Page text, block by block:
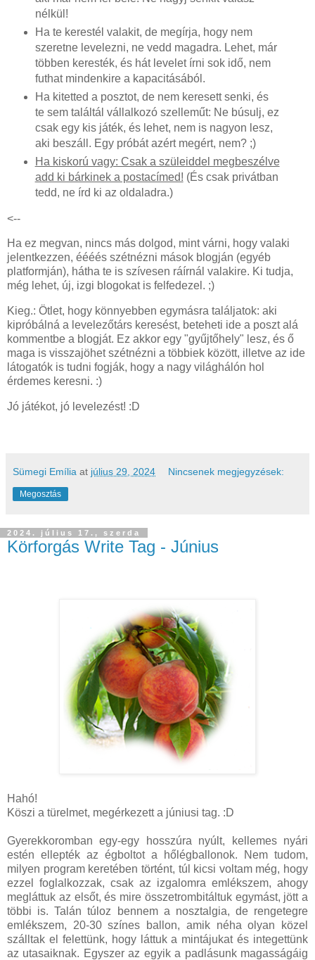
nélkül!
Ha te kerestél valakit, de megírja, hogy nem
szeretne levelezni, ne vedd magadra. Lehet, már
többen keresték, és hát levelet írni sok idő, nem
futhat mindenkire a kapacitásából.
Ha kitetted a posztot, de nem keresett senki, és
te sem találtál vállalkozó szelleműt: Ne búsulj, ez
csak egy kis játék, és lehet, nem is nagyon lesz,
aki beszáll. Egy próbát azért megért, nem? ;)
Ha kiskorú vagy: Csak a szüleiddel megbeszélve
add ki bárkinek a postacímed! (És csak privátban
tedd, ne írd ki az oldaladra.)
<--
Ha ez megvan, nincs más dolgod, mint várni, hogy valaki
jelentkezzen, éééés szétnézni mások blogján (egyéb
platformján), hátha te is szívesen ráírnál valakire. Ki tudja,
még lehet, új, izgi blogokat is felfedezel. ;)
Kieg.: Ötlet, hogy könnyebben egymásra találjatok: aki
kipróbálná a levelezőtárs keresést, beteheti ide a poszt alá
kommentbe a blogját. Ez akkor egy "gyűjtőhely" lesz, és ő
maga is visszajöhet szétnézni a többiek között, illetve az ide
látogatók is tudni fogják, hogy a nagy világhálón hol
érdemes keresni. :)
Jó játékot, jó levelezést! :D
Sümegi Emília at július 29, 2024 Nincsenek megjegyzések:
Megosztás
2024. július 17., szerda
Körforgás Write Tag - Június
Hahó!
Köszi a türelmet, megérkezett a júniusi tag. :D
Gyerekkoromban egy-egy hosszúra nyúlt, kellemes nyári
estén ellepték az égboltot a hőlégballonok. Nem tudom,
milyen program keretében történt, túl kicsi voltam még, hogy
ezzel foglalkozzak, csak az izgalomra emlékszem, ahogy
megláttuk az elsőt, és mire összetrombitáltuk egymást, jött a
többi is. Talán túloz bennem a nosztalgia, de rengetegre
emlékszem, 20-30 színes ballon, amik néha olyan közel
szálltak el felettünk, hogy láttuk a mintájukat és integettünk
az utasaiknak. Egyszer az egyik a padlásunk magasságáig